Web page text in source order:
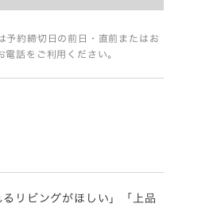
予約締切日の前日・直前またはお
電話をご利用ください。
リビングがほしい」「上品